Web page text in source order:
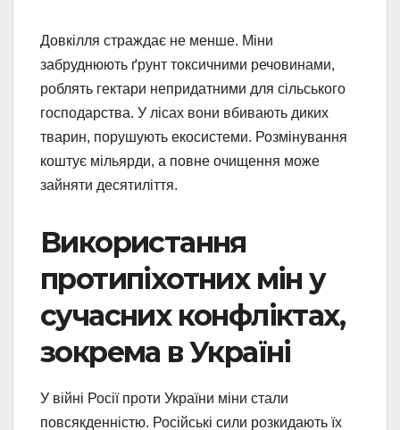
Довкілля страждає не менше. Міни
забруднюють ґрунт токсичними речовинами,
роблять гектари непридатними для сільського
господарства. У лісах вони вбивають диких
тварин, порушують екосистеми. Розмінування
коштує мільярди, а повне очищення може
зайняти десятиліття.
Використання
протипіхотних мін у
сучасних конфліктах,
зокрема в Україні
У війні Росії проти України міни стали
повсякденністю. Російські сили розкидають їх